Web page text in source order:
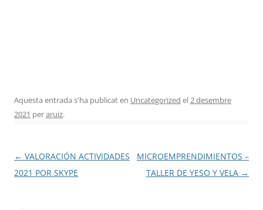
Aquesta entrada s'ha publicat en Uncategorized el2 desembre
2021 peraruiz.
Navegació
per
← VALORACIÓN ACTIVIDADES
2021 POR SKYPE
MICROEMPRENDIMIENTOS –
TALLER DE YESO Y VELA →